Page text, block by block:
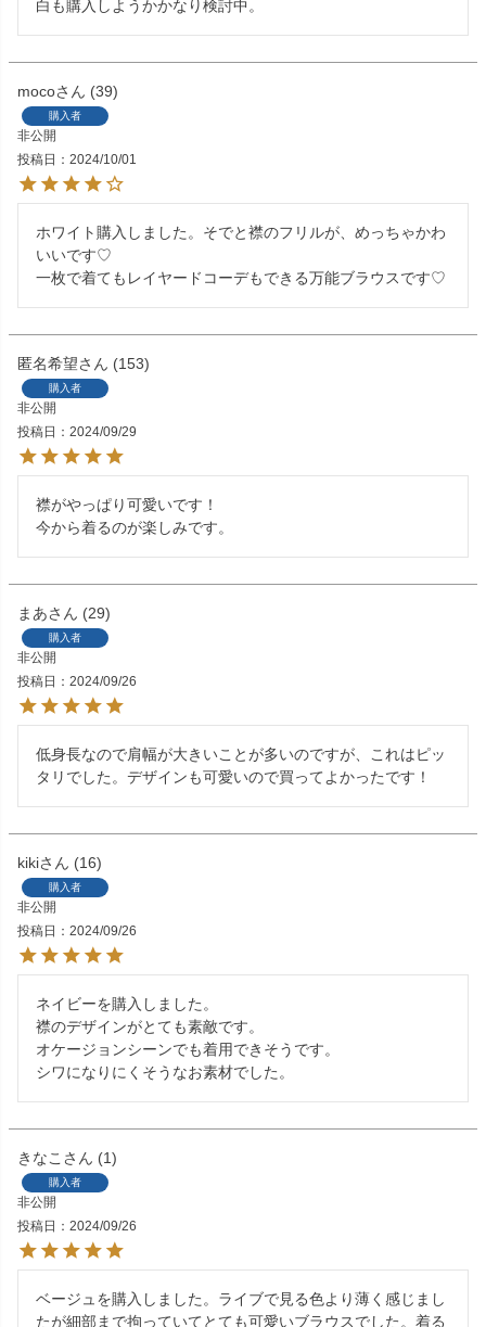
白も購入しようかかなり検討中。
moco 39
購入者
非公開
投稿日
2024/10/01
ホワイト購入しました。そでと襟のフリルが、めっちゃかわ
いいです♡
一枚で着てもレイヤードコーデもできる万能ブラウスです♡
匿名希望 153
購入者
非公開
投稿日
2024/09/29
襟がやっぱり可愛いです！
今から着るのが楽しみです。
まあ 29
購入者
非公開
投稿日
2024/09/26
低身長なので肩幅が大きいことが多いのですが、これはピッ
タリでした。デザインも可愛いので買ってよかったです！
kiki 16
購入者
非公開
投稿日
2024/09/26
ネイビーを購入しました。
襟のデザインがとても素敵です。
オケージョンシーンでも着用できそうです。
きなこ 1
購入者
非公開
投稿日
2024/09/26
ベージュを購入しました。ライブで見る色より薄く感じまし
たが細部まで拘っていてとても可愛いブラウスでした。着る